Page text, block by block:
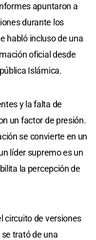
apuntaron a
durante los
habló incluso de una
oficial desde
Islámica.
y la falta de
un factor de presión.
se convierte en un
líder supremo es un
la percepción de
circuito de versiones
trató de una